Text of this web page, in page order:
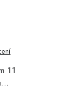
11